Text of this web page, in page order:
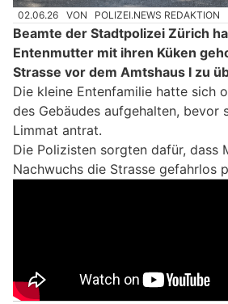
02.06.26 VON POLIZEI.NEWS REDAKTION
Beamte der Stadtpolizei Zürich
Entenmutter mit ihren Küken
Strasse vor dem Amtshaus I zu
Die kleine Entenfamilie hatte sich
des Gebäudes aufgehalten, bevor
Limmat antrat.
Die Polizisten sorgten dafür, dass
Nachwuchs die Strasse gefahrlos